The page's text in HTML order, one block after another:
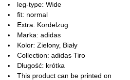
leg-type: Wide
fit: normal
Extra: Kordelzug
Marka: adidas
Kolor: Zielony, Biały
Collection: adidas Tiro
Długość: krótka
This product can be printed on